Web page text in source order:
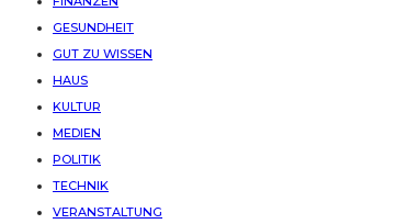
GESUNDHEIT
GUT ZU WISSEN
HAUS
KULTUR
MEDIEN
POLITIK
TECHNIK
VERANSTALTUNG